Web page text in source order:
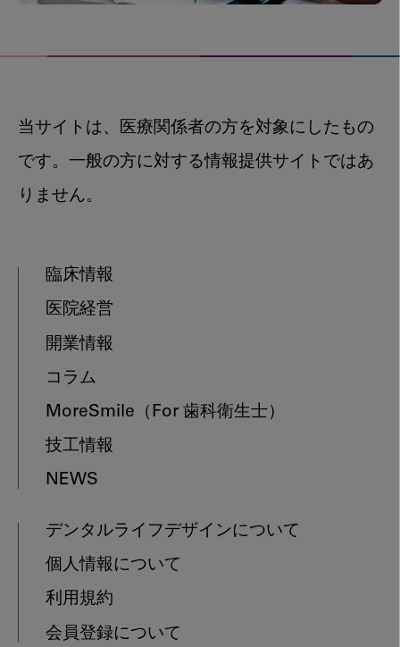
当サイトは、医療関係者の方を対象にしたもの
です。一般の方に対する情報提供サイトではあ
りません。
臨床情報
医院経営
開業情報
コラム
MoreSmile （For 歯科衛生士）
技工情報
NEWS
デンタルライフデザインについて
個人情報について
利用規約
会員登録について